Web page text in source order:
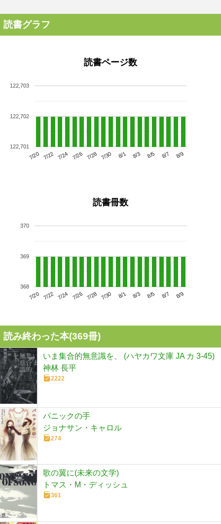
読書グラフ
読書ページ数
7/20 7/22 7/24 7/26 7/28 7/30 8/1 8/3 8/5 8/7 8/9
122,701
122,702
122,703
読書冊数
7/20 7/22 7/24 7/26 7/28 7/30 8/1 8/3 8/5 8/7 8/9
368
369
370
読み終わった本(369冊)
いま集合的無意識を、 (ハヤカワ文庫 JA カ 3-45)
神林 長平
2222
パニックの手
ジョナサン・キャロル
274
歌の翼に(未来の文学)
トマス・M・ディッシュ
361